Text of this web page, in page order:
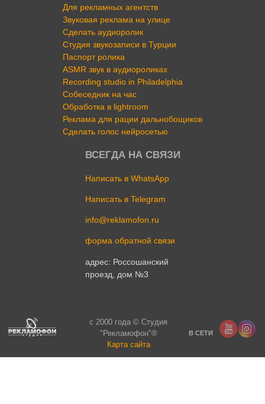
Для рекламных агентств
Звуковая реклама на улице
Сделать аудиоролик
Студия звукозаписи в Турции
Паспорт ролика
ASMR звук в аудиороликах
Recording studio in Philadelphia
Собеседник на час
Обработка в lightroom
Реклама для рации дальнобощиков
Сделать голос нейросетью
ВСЕГДА НА СВЯЗИ
Написать в WhatsApp
Написать в Telegram
info@reklamofon.ru
форма обратной связи
адрес: Россошанский
проезд, дом №3
c 2000 года © Студия
"Рекламофон"®
Карта сайта
В СЕТИ